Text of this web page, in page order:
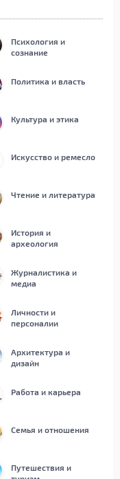
Психология и
сознание
Политика и власть
Культура и этика
Искусство и ремесло
Чтение и литература
История и
археология
Журналистика и
медиа
Личности и
персоналии
Архитектура и
дизайн
Работа и карьера
Семья и отношения
Путешествия и